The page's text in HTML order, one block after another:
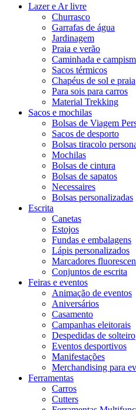
Lazer e Ar livre
Churrasco
Garrafas de água
Jardinagem
Praia e verão
Caminhada e
Sacos térmicos
Chapéus de sol e praia
Para sois para carros
Material Trekking
Sacos e mochilas
Bolsas de Viagem
Sacos de desporto
Bolsas tiracolo
Mochilas
Bolsas de cintura
Bolsas de sapatos
Necessaires
Bolsas personalizadas
Escrita
Canetas
Estojos
Fundas e embalagens
Lápis personalizados
Marcadores
Conjuntos de escrita
Feiras e eventos
Animação de eventos
Aniversários
Casamento
Campanhas eleitorais
Despedidas de solteiro
Eventos desportivos
Manifestações
Merchandising para
Ferramentas
Carros
Cutters